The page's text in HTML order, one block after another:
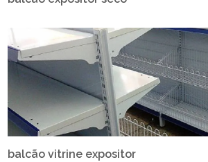
balcão vitrine expositor